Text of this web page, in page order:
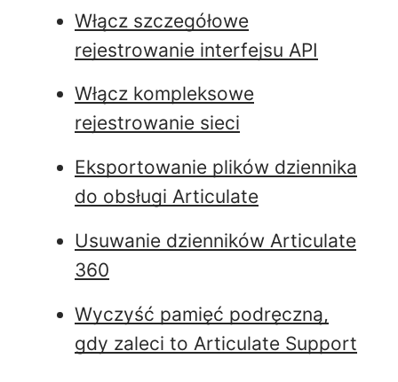
Włącz szczegółowe
rejestrowanie interfejsu API
Włącz kompleksowe
rejestrowanie sieci
Eksportowanie plików dziennika
do obsługi Articulate
Usuwanie dzienników Articulate
360
Wyczyść pamięć podręczną,
gdy zaleci to Articulate Support